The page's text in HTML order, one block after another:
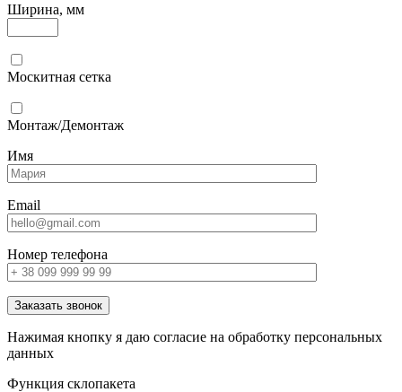
Ширина, мм
Москитная сетка
Монтаж/Демонтаж
Имя
Email
Номер телефона
Заказать звонок
Нажимая кнопку я даю согласие на обработку персональных
данных
Функция склопакета